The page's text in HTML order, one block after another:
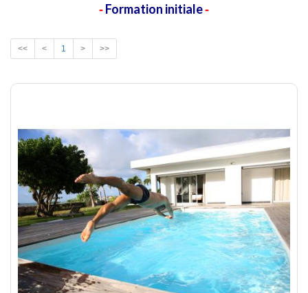
- Formation initiale-
<< < 1 > >>